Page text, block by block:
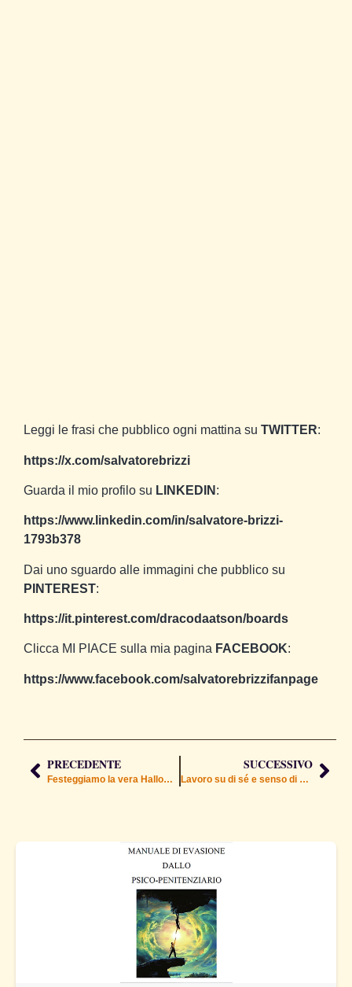
Leggi le frasi che pubblico ogni mattina su TWITTER:
https://x.com/salvatorebrizzi
Guarda il mio profilo su LINKEDIN :
https://www.linkedin.com/in/salvatore-brizzi-
1793b378
Dai uno sguardo alle immagini che pubblico su
PINTEREST:
https://it.pinterest.com/dracodaatson/boards
Clicca MI PIACE sulla mia pagina FACEBOOK:
https://www.facebook.com/salvatorebrizzifanpage
PRECEDENTE
Festeggiamo la vera Halloween 2025
SUCCESSIVO
Lavoro su di sé e senso di colpa